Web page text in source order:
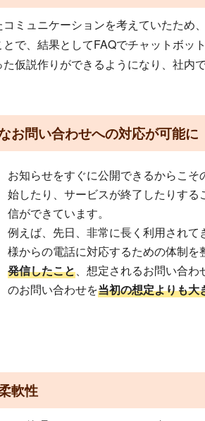
ミュニケーションを考えていたた
で、結果としてFAQでチャットボ
仮説作りができるようになり、社内
お問い合わせへの対応が可能に
お知らせをすぐに公開できるからこ
始したり、サービスが終了したりす
信ができています。
例えば、先日、非常に長く利用され
様からの電話に対応するための体制
発信したこと、想定されるお問い合わ
のお問い合わせを当初の想定よりも大
軟性